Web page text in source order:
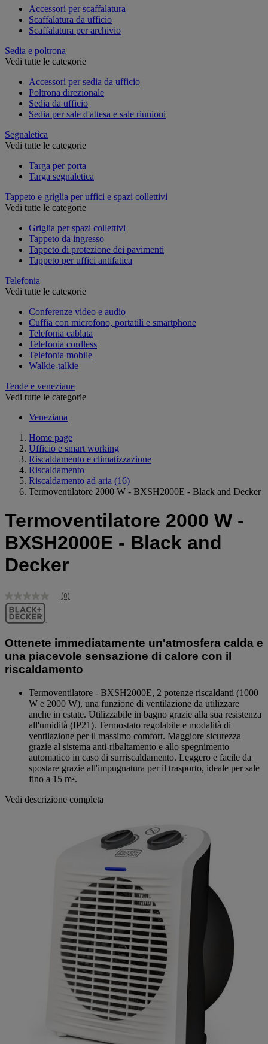
Accessori per scaffalatura
Scaffalatura da ufficio
Scaffalatura per archivio
Sedia e poltrona
Vedi tutte le categorie
Accessori per sedia da ufficio
Poltrona direzionale
Sedia da ufficio
Sedia per sale d'attesa e sale riunioni
Segnaletica
Vedi tutte le categorie
Targa per porta
Targa segnaletica
Tappeto e griglia per uffici e spazi collettivi
Vedi tutte le categorie
Griglia per spazi collettivi
Tappeto da ingresso
Tappeto di protezione dei pavimenti
Tappeto per uffici antifatica
Telefonia
Vedi tutte le categorie
Conferenze video e audio
Cuffia con microfono, portatili e smartphone
Telefonia cablata
Telefonia cordless
Telefonia mobile
Walkie-talkie
Tende e veneziane
Vedi tutte le categorie
Veneziana
Home page
Ufficio e smart working
Riscaldamento e climatizzazione
Riscaldamento
Riscaldamento ad aria (16)
Termoventilatore 2000 W - BXSH2000E - Black and Decker
Termoventilatore 2000 W -
BXSH2000E - Black and
Decker
Nessuna
valutazione
Stesso
alla
pagina.
(0)
Ottenete immediatamente un'atmosfera calda e
una piacevole sensazione di calore con il
riscaldamento
Termoventilatore - BXSH2000E, 2 potenze riscaldanti (1000
W e 2000 W), una funzione di ventilazione da utilizzare
anche in estate. Utilizzabile in bagno grazie alla sua resistenza
all'umidità (IP21). Termostato regolabile e modalità di
ventilazione per il massimo comfort. Maggiore sicurezza
grazie al sistema anti-ribaltamento e allo spegnimento
automatico in caso di surriscaldamento. Leggero e facile da
spostare grazie all'impugnatura per il trasporto, ideale per sale
fino a 15 m².
Vedi descrizione completa